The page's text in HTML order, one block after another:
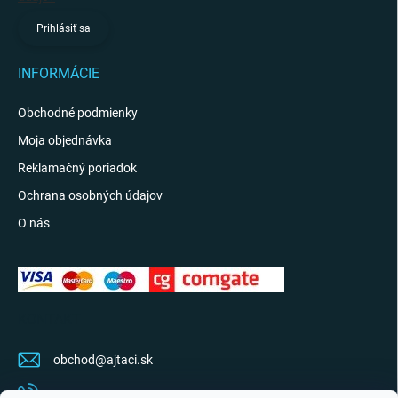
Prihlásiť sa
INFORMÁCIE
Obchodné podmienky
Moja objednávka
Reklamačný poriadok
Ochrana osobných údajov
O nás
obchod@ajtaci.sk
0904 07 34 34